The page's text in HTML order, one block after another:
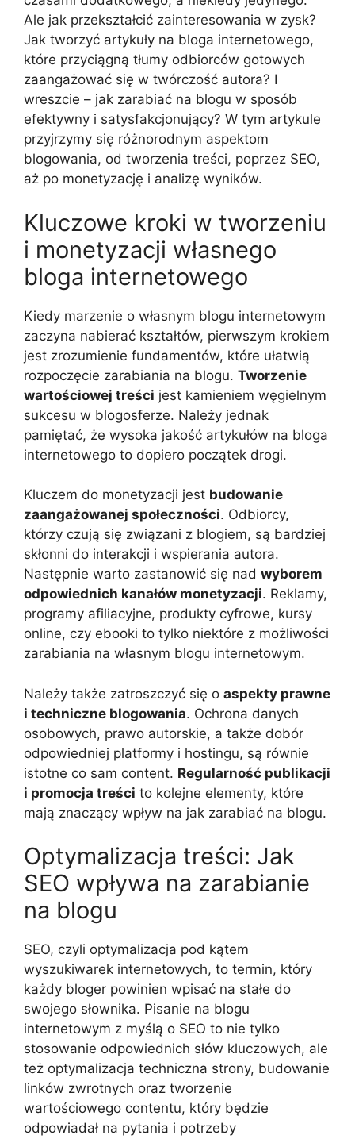
Ale jak przekształcić zainteresowania w zysk?
Jak tworzyć artykuły na bloga internetowego,
które przyciągną tłumy odbiorców gotowych
zaangażować się w twórczość autora? I
wreszcie – jak zarabiać na blogu w sposób
efektywny i satysfakcjonujący? W tym artykule
przyjrzymy się różnorodnym aspektom
blogowania, od tworzenia treści, poprzez SEO,
aż po monetyzację i analizę wyników.
Kluczowe kroki w tworzeniu
i monetyzacji własnego
bloga internetowego
Kiedy marzenie o własnym blogu internetowym
zaczyna nabierać kształtów, pierwszym krokiem
jest zrozumienie fundamentów, które ułatwią
rozpoczęcie zarabiania na blogu. Tworzenie
wartościowej treści jest kamieniem węgielnym
sukcesu w blogosferze. Należy jednak
pamiętać, że wysoka jakość artykułów na bloga
internetowego to dopiero początek drogi.
Kluczem do monetyzacji jest budowanie
zaangażowanej społeczności. Odbiorcy,
którzy czują się związani z blogiem, są bardziej
skłonni do interakcji i wspierania autora.
Następnie warto zastanowić się nad wyborem
odpowiednich kanałów monetyzacji. Reklamy,
programy afiliacyjne, produkty cyfrowe, kursy
online, czy ebooki to tylko niektóre z możliwości
zarabiania na własnym blogu internetowym.
Należy także zatroszczyć się o aspekty prawne
i techniczne blogowania. Ochrona danych
osobowych, prawo autorskie, a także dobór
odpowiedniej platformy i hostingu, są równie
istotne co sam content. Regularność publikacji
i promocja treści to kolejne elementy, które
mają znaczący wpływ na jak zarabiać na blogu.
Optymalizacja treści: Jak
SEO wpływa na zarabianie
na blogu
SEO, czyli optymalizacja pod kątem
wyszukiwarek internetowych, to termin, który
każdy bloger powinien wpisać na stałe do
swojego słownika. Pisanie na blogu
internetowym z myślą o SEO to nie tylko
stosowanie odpowiednich słów kluczowych, ale
też optymalizacja techniczna strony, budowanie
linków zwrotnych oraz tworzenie
wartościowego contentu, który będzie
odpowiadał na pytania i potrzeby